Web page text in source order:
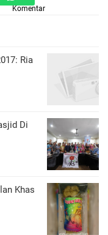
Komentar
Ria
Di
Khas